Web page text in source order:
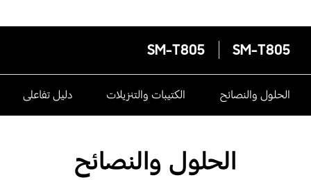
SM-T805
SM-T805
الحلول والنصائح الكتيبات والتنزيلات دليل تفاعلى
الحلول والنصائح